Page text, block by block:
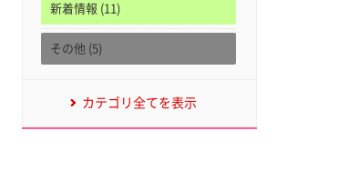
新着情報 (11)
その他 (5)
カテゴリ全てを表示